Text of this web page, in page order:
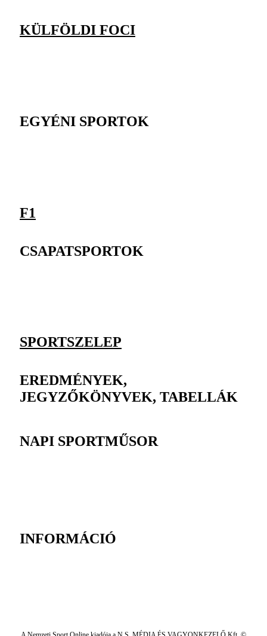
KÜLFÖLDI FOCI
EGYÉNI SPORTOK
F1
CSAPATSPORTOK
SPORTSZELEP
EREDMÉNYEK,
JEGYZŐKÖNYVEK, TABELLÁK
NAPI SPORTMŰSOR
INFORMÁCIÓ